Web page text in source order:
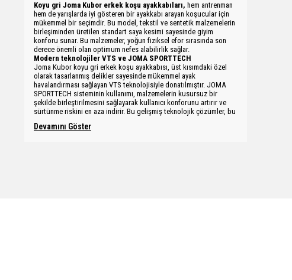
Koyu gri Joma Kubor erkek koşu ayakkabıları, hem antrenman
hem de yarışlarda iyi gösteren bir ayakkabı arayan koşucular için
mükemmel bir seçimdir. Bu model, tekstil ve sentetik malzemelerin
birleşiminden üretilen standart saya kesimi sayesinde giyim
konforu sunar. Bu malzemeler, yoğun fiziksel efor sırasında son
derece önemli olan optimum nefes alabilirlik sağlar.
Modern teknolojiler VTS ve JOMA SPORTTECH
Joma Kubor koyu gri erkek koşu ayakkabısı, üst kısımdaki özel
olarak tasarlanmış delikler sayesinde mükemmel ayak
havalandırması sağlayan VTS teknolojisiyle donatılmıştır. JOMA
SPORTTECH sisteminin kullanımı, malzemelerin kusursuz bir
şekilde birleştirilmesini sağlayarak kullanıcı konforunu artırır ve
sürtünme riskini en aza indirir. Bu gelişmiş teknolojik çözümler, bu
Devamını Göster